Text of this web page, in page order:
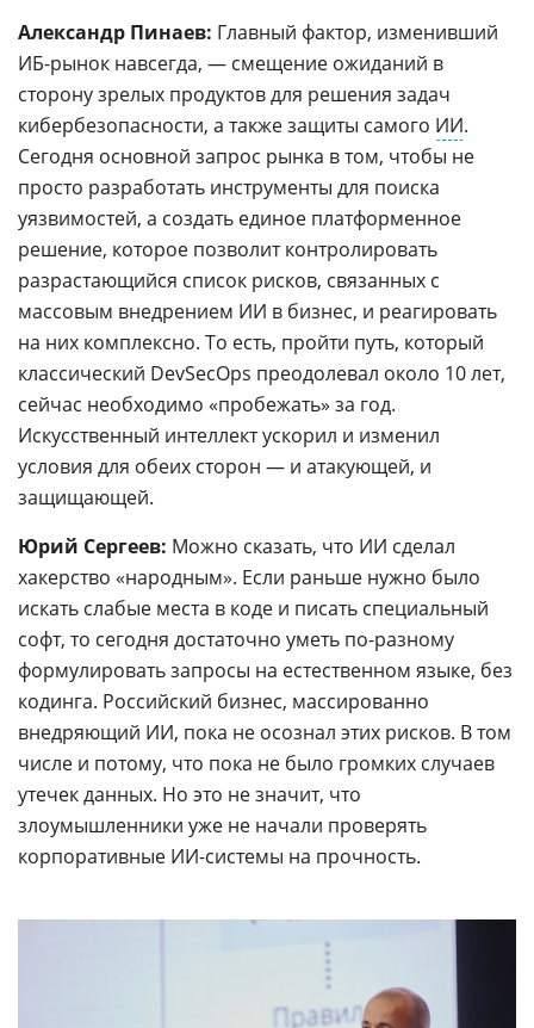
Александр Пинаев: Главный фактор, изменивший
ИБ-рынок навсегда, — смещение ожиданий в
сторону зрелых продуктов для решения задач
кибербезопасности, а также защиты самого ИИ.
Сегодня основной запрос рынка в том, чтобы не
просто разработать инструменты для поиска
уязвимостей, а создать единое платформенное
решение, которое позволит контролировать
разрастающийся список рисков, связанных с
массовым внедрением ИИ в бизнес, и реагировать
на них комплексно. То есть, пройти путь, который
классический DevSecOps преодолевал около 10 лет,
сейчас необходимо «пробежать» за год.
Искусственный интеллект ускорил и изменил
условия для обеих сторон — и атакующей, и
защищающей.
Юрий Сергеев: Можно сказать, что ИИ сделал
хакерство «народным». Если раньше нужно было
искать слабые места в коде и писать специальный
софт, то сегодня достаточно уметь по-разному
формулировать запросы на естественном языке, без
кодинга. Российский бизнес, массированно
внедряющий ИИ, пока не осознал этих рисков. В том
числе и потому, что пока не было громких случаев
утечек данных. Но это не значит, что
злоумышленники уже не начали проверять
корпоративные ИИ-системы на прочность.